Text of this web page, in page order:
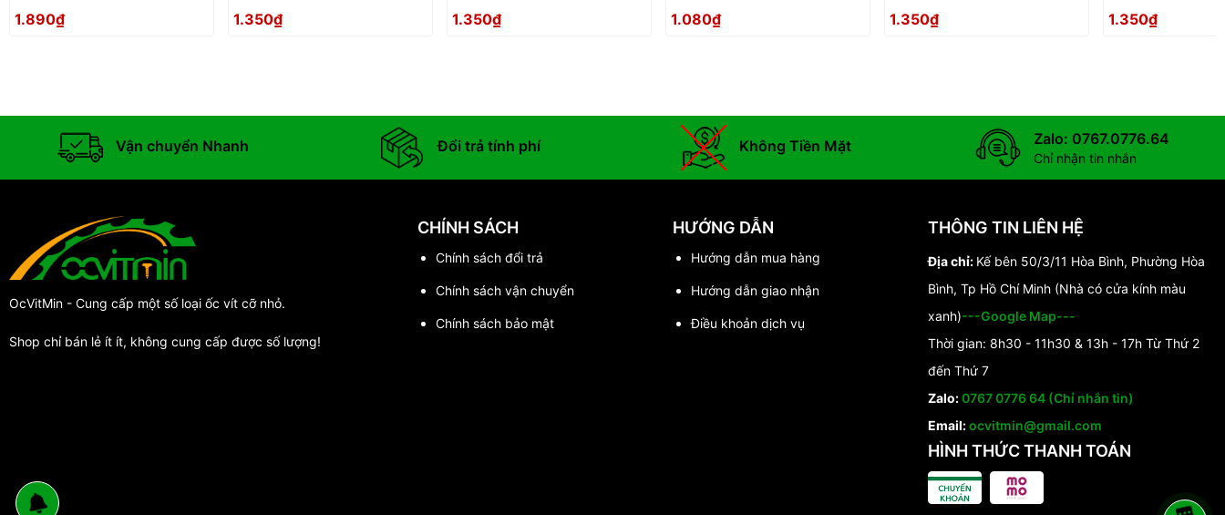
Luc Giac Dau Tru Nho
1.890₫
Luc Giac Dau Tru Nho
1.350₫
Luc Giac Dau Tru Nho
1.350₫
Giac Dau Tru Nho
1.080₫
Giac Dau Tru Nho
1.350₫
Giac Dau Tru
1.350₫
Vận chuyển Nhanh Đổi trả tính phí Không Tiền Mặt Zalo: 0767.0776.64
Chỉ nhận tin nhắn
OcVitMin - Cung cấp một số loại ốc vít cỡ nhỏ.
Shop chỉ bán lẻ ít ít, không cung cấp được số lượng!
CHÍNH SÁCH
Chính sách đổi trả
Chính sách vận chuyển
Chính sách bảo mật
HƯỚNG DẪN
Hướng dẫn mua hàng
Hướng dẫn giao nhận
Điều khoản dịch vụ
THÔNG TIN LIÊN HỆ
Địa chỉ: Kế bên 50/3/11 Hòa Bình, Phường Hòa
Bình, Tp Hồ Chí Minh (Nhà có cửa kính màu
xanh)---Google Map---
Thời gian: 8h30 - 11h30 & 13h - 17h Từ Thứ 2
đến Thứ 7
Zalo:0767 0776 64 (Chỉ nhắn tin)
Email:ocvitmin@gmail.com
HÌNH THỨC THANH TOÁN